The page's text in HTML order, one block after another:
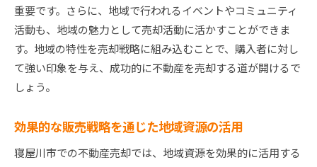
重要です。さらに、地域で行われるイベントやコミュニティ
活動も、地域の魅力として売却活動に活かすことができま
す。地域の特性を売却戦略に組み込むことで、購入者に対し
て強い印象を与え、成功的に不動産を売却する道が開けるで
しょう。
効果的な販売戦略を通じた地域資源の活用
寝屋川市での不動産売却では、地域資源を効果的に活用する